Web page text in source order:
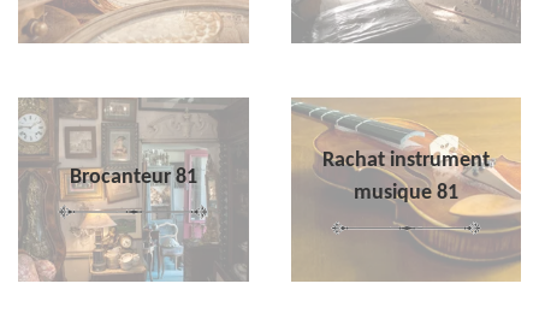
Brocanteur 81
Rachat instrument
musique 81